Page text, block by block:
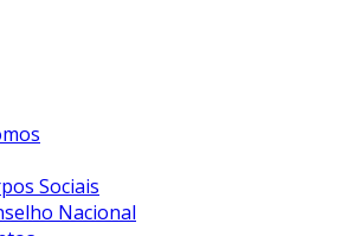
Sociais
Nacional